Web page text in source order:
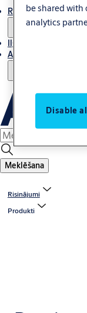
Risinājumi
Ilgtspēja
Atbalsts
Meklēšana
Risinājumi
Produkti
be shared with
analytics
Disable